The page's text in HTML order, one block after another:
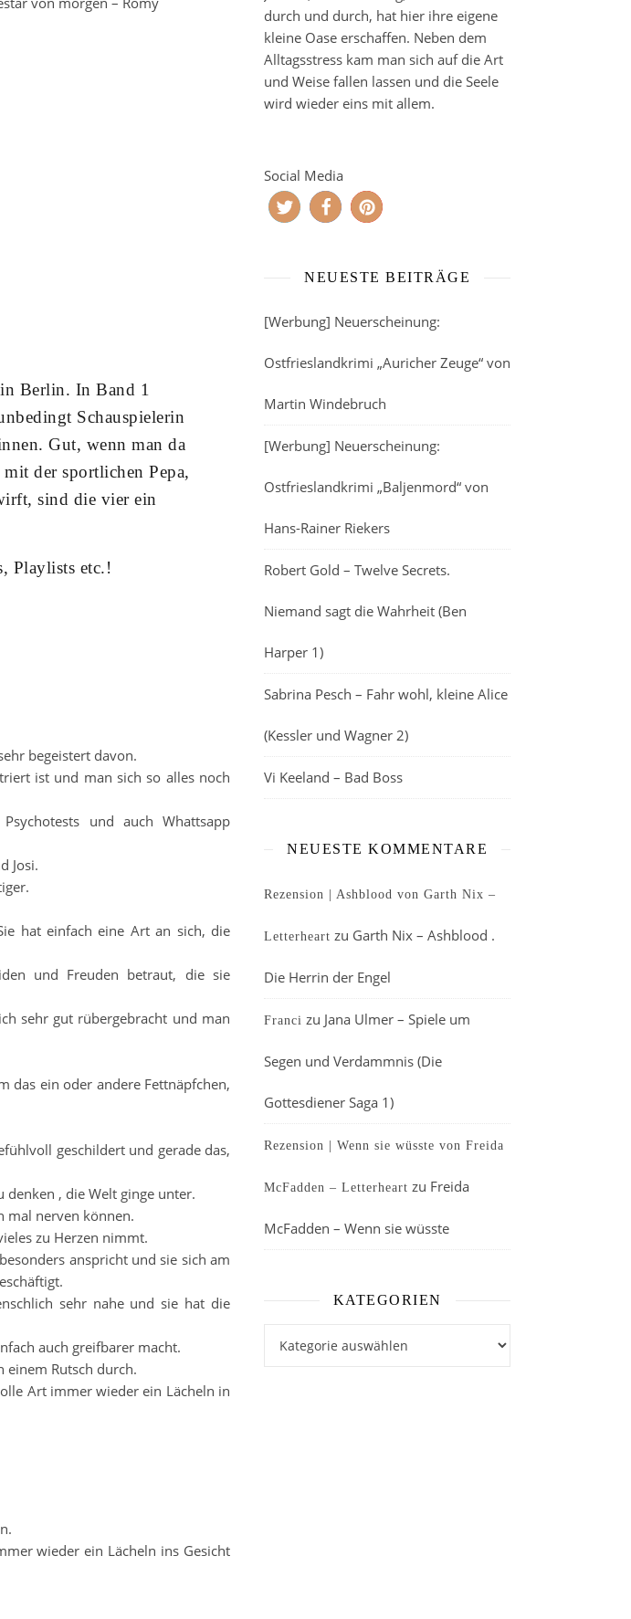
Berlin. In Band 1
Schauspielerin
Gut, wenn man da
der sportlichen Pepa,
sind die vier ein
Playlists etc.!
begeistert davon.
ist und man sich so alles noch
und auch Whattsapp
Josi.
hat einfach eine Art an sich, die
und Freuden betraut, die sie
sehr gut rübergebracht und man
das ein oder andere Fettnäpfchen,
geschildert und gerade das,
denken , die Welt ginge unter.
mal nerven können.
zu Herzen nimmt.
anspricht und sie sich am
sehr nahe und sie hat die
auch greifbarer macht.
einem Rutsch durch.
Art immer wieder ein Lächeln in
wieder ein Lächeln ins Gesicht
durch und durch, hat hier ihre eigene
kleine Oase erschaffen. Neben dem
Alltagsstress kam man sich auf die Art
und Weise fallen lassen und die Seele
wird wieder eins mit allem.
Social Media
NEUESTE BEITRÄGE
[Werbung] Neuerscheinung:
Ostfrieslandkrimi „Auricher Zeuge“ von
Martin Windebruch
[Werbung] Neuerscheinung:
Ostfrieslandkrimi „Baljenmord“ von
Hans-Rainer Riekers
Robert Gold – Twelve Secrets.
Niemand sagt die Wahrheit (Ben
Harper 1)
Sabrina Pesch – Fahr wohl, kleine Alice
(Kessler und Wagner 2)
Vi Keeland – Bad Boss
NEUESTE KOMMENTARE
Rezension | Ashblood von Garth Nix –
Letterheart zu Garth Nix – Ashblood .
Die Herrin der Engel
Franci zu Jana Ulmer – Spiele um
Segen und Verdammnis (Die
Gottesdiener Saga 1)
Rezension | Wenn sie wüsste von Freida
McFadden – Letterheart zu Freida
McFadden – Wenn sie wüsste
KATEGORIEN